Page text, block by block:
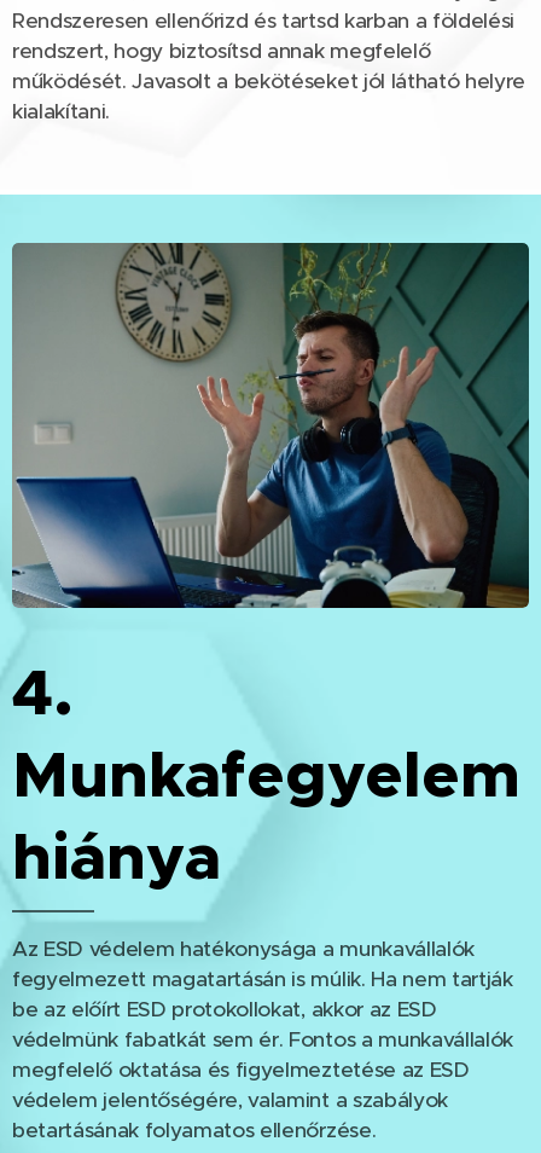
Rendszeresen ellenőrizd és tartsd karban a földelési
rendszert, hogy biztosítsd annak megfelelő
működését. Javasolt a bekötéseket jól látható helyre
kialakítani.
4.
Munkafegyelem
hiánya
Az ESD védelem hatékonysága a munkavállalók
fegyelmezett magatartásán is múlik. Ha nem tartják
be az előírt ESD protokollokat, akkor az ESD
védelmünk fabatkát sem ér. Fontos a munkavállalók
megfelelő oktatása és figyelmeztetése az ESD
védelem jelentőségére, valamint a szabályok
betartásának folyamatos ellenőrzése.